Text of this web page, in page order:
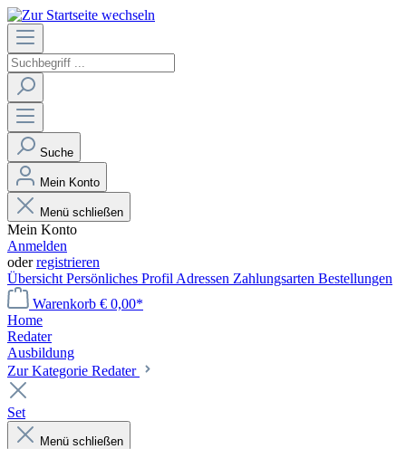
Suche
Mein Konto
Menü schließen
Mein Konto
Anmelden
oderregistrieren
Übersicht Persönliches Profil Adressen Zahlungsarten Bestellungen
Warenkorb € 0,00*
Home
Redater
Ausbildung
Zur Kategorie Redater
Set
Menü schließen